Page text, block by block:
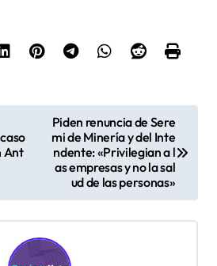
Ant
Piden renuncia de Sere
mi de Minería y del Inte
ndente: «Privilegian a l
as empresas y no la sal
ud de las personas»